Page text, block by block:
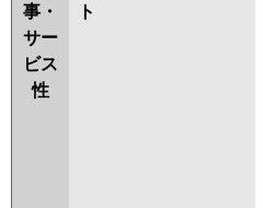
事・
サー
ビス
性
ト